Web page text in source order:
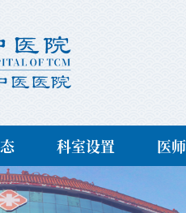
科室设置 医